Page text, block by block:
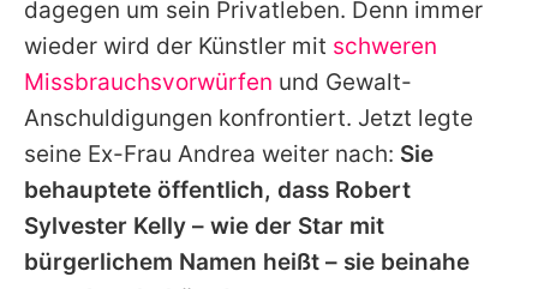
Nutzungsbedingungen
Utiq verwalten
dagegen um sein Privatleben. Denn immer
wieder wird der Künstler mit schweren
Missbrauchsvorwürfen und Gewalt-
Anschuldigungen konfrontiert. Jetzt legte
seine Ex-Frau Andrea weiter nach: Sie
behauptete öffentlich, dass Robert
Sylvester Kelly – wie der Star mit
bürgerlichem Namen heißt – sie beinahe